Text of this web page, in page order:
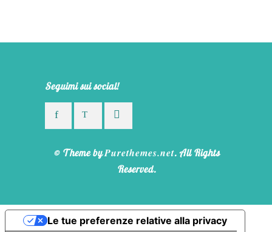
Seguimi sui social!
© Theme byPurethemes.net. All Rights
Reserved.
Le tue preferenze relative alla privacy